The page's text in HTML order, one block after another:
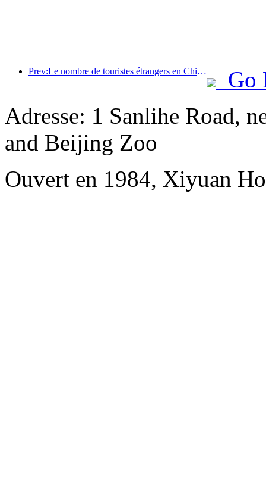
Prev:Le nombre de touristes étrangers en Chine a augmenté de 40 % au premier trimestre
Go
Adresse: 1 Sanlihe Road,
and Beijing Zoo
Ouvert en 1984, Xiyuan